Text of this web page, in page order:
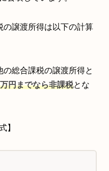
の譲渡所得は以下の計算
総合課税の譲渡所得と
円までなら非課税とな
】